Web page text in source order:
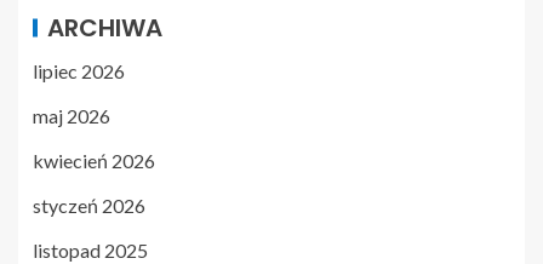
ARCHIWA
lipiec 2026
maj 2026
kwiecień 2026
styczeń 2026
listopad 2025